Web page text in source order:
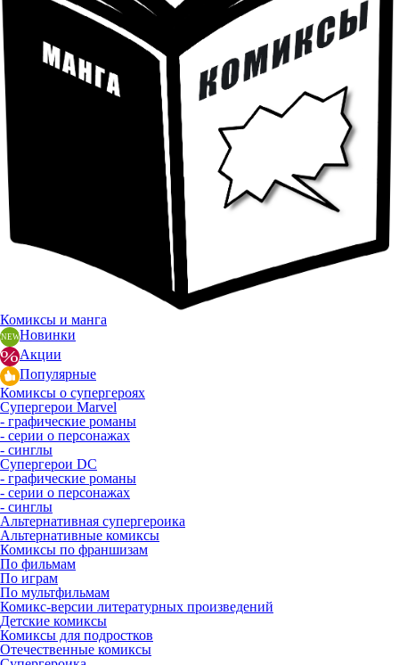
Комиксы и манга
Новинки
Акции
Популярные
Комиксы о супергероях
Супергерои Marvel
- графические романы
- серии о персонажах
- синглы
Супергерои DC
- графические романы
- серии о персонажах
- синглы
Альтернативная супергероика
Альтернативные комиксы
Комиксы по франшизам
По фильмам
По играм
По мультфильмам
Комикс-версии литературных произведений
Детские комиксы
Комиксы для подростков
Отечественные комиксы